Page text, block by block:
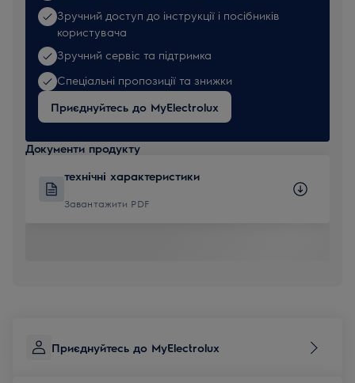
Зручний доступ до інструкції і посібників
користувача
Зручний сервіс та підтримка
Спеціальні пропозиції та знижки
Приєднуйтесь до MyElectrolux
Документи продукту
технічні характеристики
Завантажити PDF
Приєднуйтесь до MyElectrolux